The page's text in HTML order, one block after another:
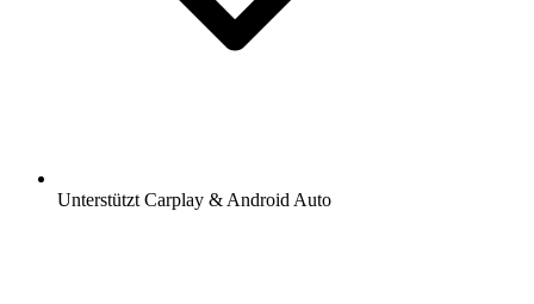
Unterstützt Carplay & Android Auto